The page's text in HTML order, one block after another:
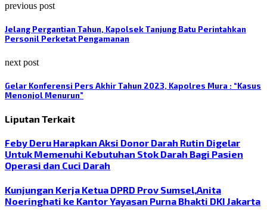
previous post
Jelang Pergantian Tahun, Kapolsek Tanjung Batu Perintahkan
Personil Perketat Pengamanan
next post
Gelar Konferensi Pers Akhir Tahun 2023, Kapolres Mura : “Kasus
Menonjol Menurun”
Liputan Terkait
Feby Deru Harapkan Aksi Donor Darah Rutin Digelar
Untuk Memenuhi Kebutuhan Stok Darah Bagi Pasien
Operasi dan Cuci Darah
Kunjungan Kerja Ketua DPRD Prov Sumsel,Anita
Noeringhati ke Kantor Yayasan Purna Bhakti DKI Jakarta